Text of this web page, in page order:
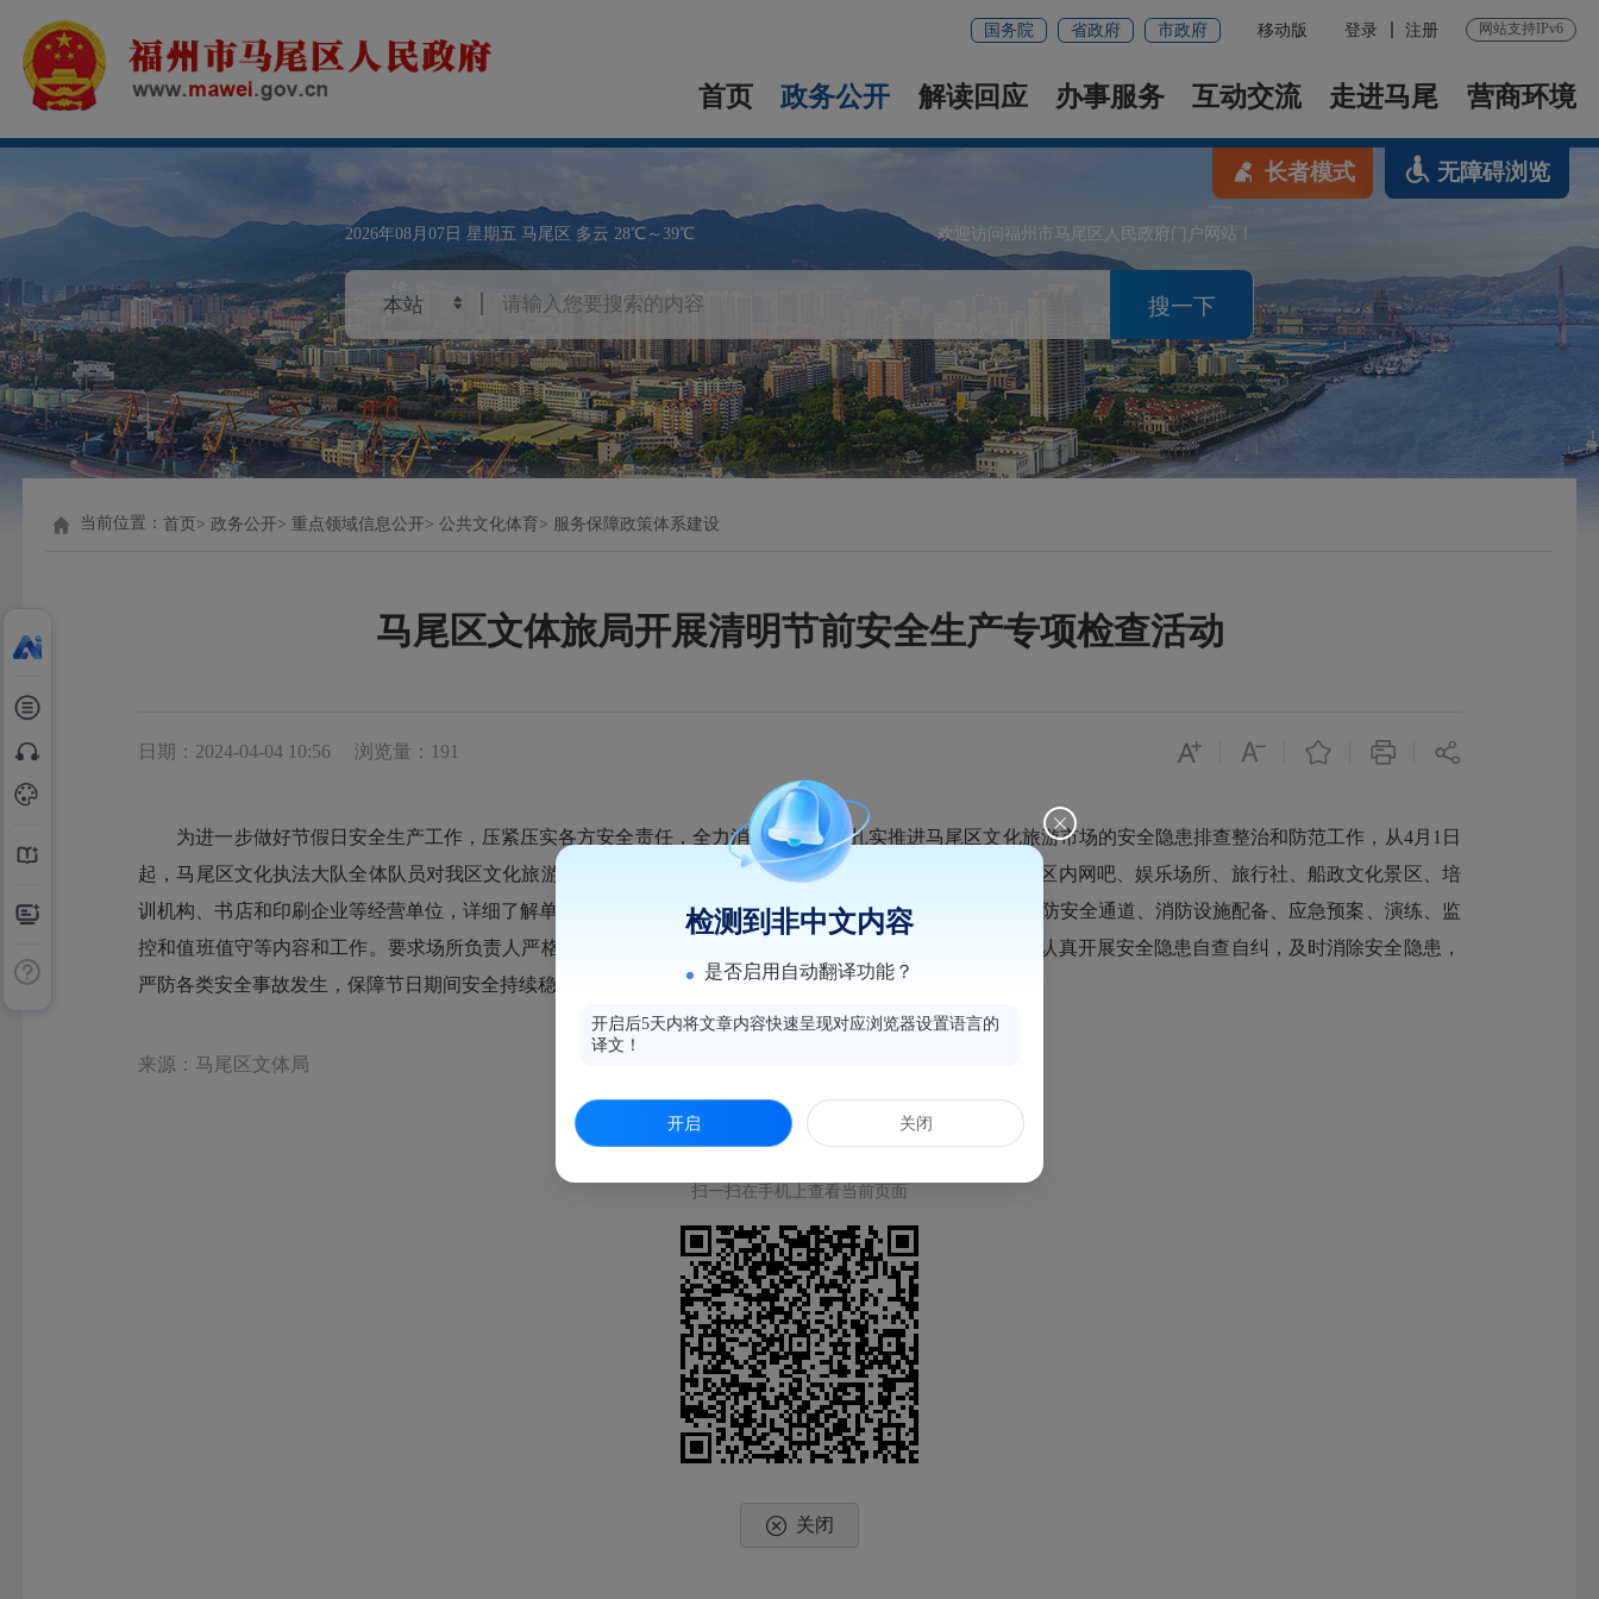
国务院 省政府 市政府 移动版 登录 注册 网站支持IPv6
首页 政务公开 解读回应 办事服务 互动交流 走进马尾 营商环境
2026年08月07日 星期五 马尾区 多云 28℃～39℃ 欢迎访问福州市马尾区人民政府门户网站！
搜一下
长者模式 无障碍浏览
当前位置：首页 政务公开 重点领域信息公开 公共文化体育 服务保障政策体系建设
马尾区文体旅局开展清明节前安全生产专项检查活动
日期：2024-04-04 10:56 浏览量：191
为进一步做好节假日安全生产工作，压紧压实各方安全责任，全力消除安全隐患,扎实推进马尾区文化旅游市场的安全隐患排查整治和防范工作，从4月1日
起，马尾区文化执法大队全体队员对我区文化旅游市场进行安全生产大检查活动。检查人员先后检查了马尾区内网吧、娱乐场所、旅行社、船政文化景区、培
训机构、书店和印刷企业等经营单位，详细了解单位节日期间安全生产、消防安全等落实情况,并实地查看消防安全通道、消防设施配备、应急预案、演练、监
控和值班值守等内容和工作。要求场所负责人严格落实安全主体责任，做好值班值守工作，加强巡查整改，认真开展安全隐患自查自纠，及时消除安全隐患，
严防各类安全事故发生，保障节日期间安全持续稳定。
来源：马尾区文体局
扫一扫在手机上查看当前页面
关闭
检测到非中文内容
是否启用自动翻译功能？
开启后5天内将文章内容快速呈现对应浏览器设置语言的
译文！
开启 关闭